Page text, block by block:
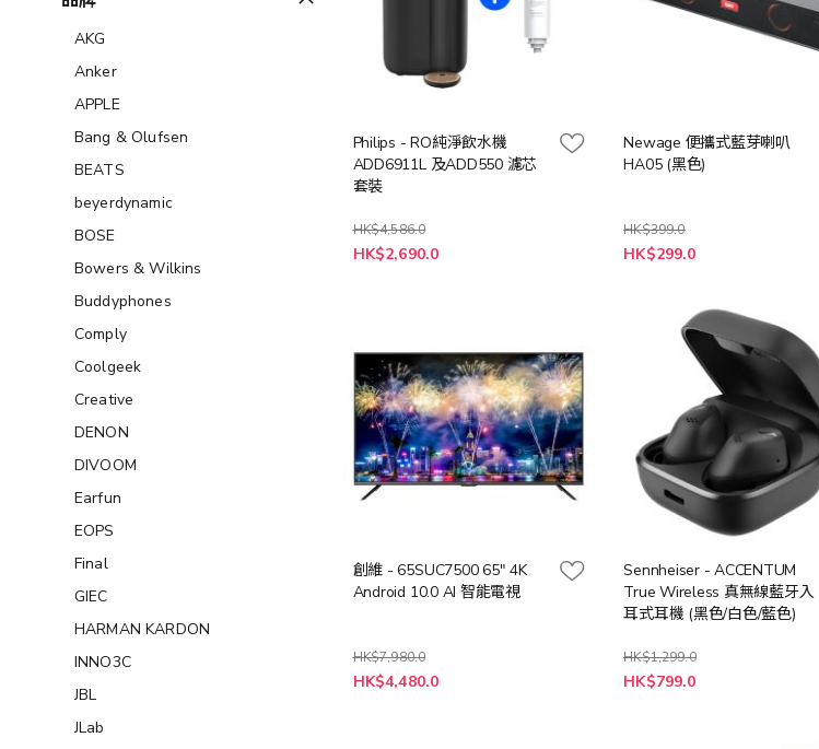
Philips - RO純淨飲水機
ADD6911L 及ADD550 濾芯
套裝
HK$4,586.0
特
殊
HK$2,690.0
Newage 便攜式藍芽喇叭
HA05 (黑色)
HK$399.0
特
殊
HK$299.0
創維 - 65SUC7500 65" 4K
Android 10.0 AI 智能電視
HK$7,980.0
特
殊
HK$4,480.0
Sennheiser - ACCENTUM
True Wireless 真無線藍牙入
耳式耳機 (黑色/白色/藍色)
HK$1,299.0
HK$799.0
AKG
Anker
APPLE
Bang & Olufsen
BEATS
beyerdynamic
BOSE
Bowers & Wilkins
Buddyphones
Comply
Coolgeek
Creative
DENON
DIVOOM
Earfun
EOPS
Final
GIEC
HARMAN KARDON
INNO3C
JBL
JLab